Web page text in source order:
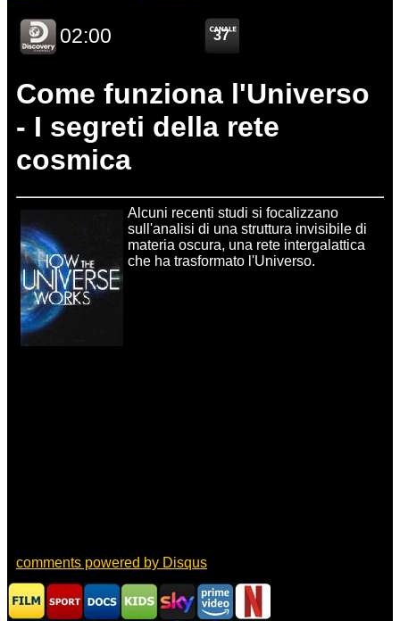
Come funziona l'Universo
- I segreti della rete
cosmica
Alcuni recenti studi si focalizzano
sull'analisi di una struttura invisibile di
materia oscura, una rete intergalattica
che ha trasformato l'Universo.
comments powered by Disqus